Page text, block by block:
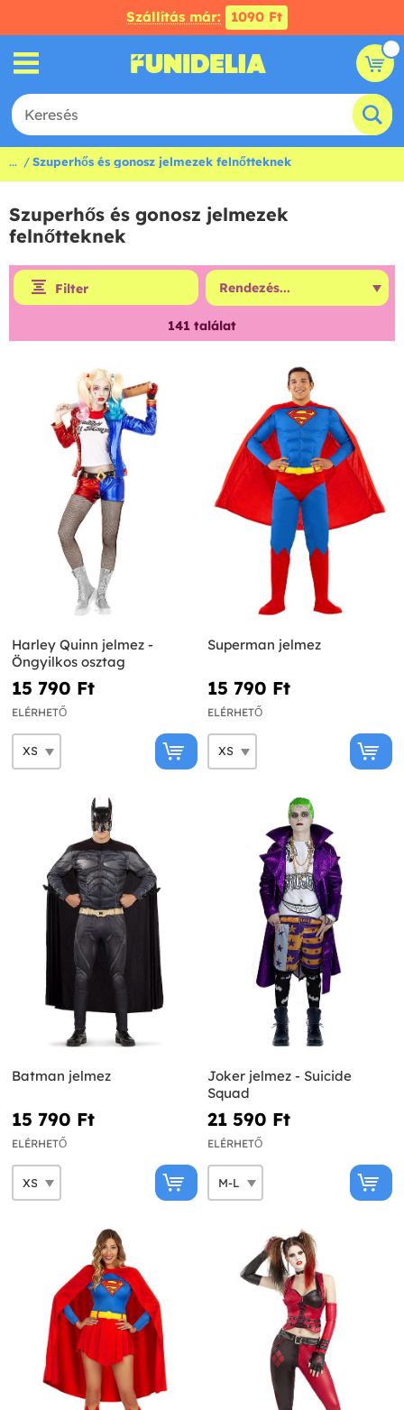
Szállítás már: 1090 Ft
... Szuperhős és gonosz jelmezek felnőtteknek
Szuperhős és gonosz jelmezek
felnőtteknek
Filter
141 találat
Harley Quinn jelmez -
Öngyilkos osztag
15 790 Ft‎
ELÉRHETŐ
Superman jelmez
15 790 Ft‎
ELÉRHETŐ
Batman jelmez
15 790 Ft‎
ELÉRHETŐ
Joker jelmez - Suicide
Squad
21 590 Ft‎
ELÉRHETŐ